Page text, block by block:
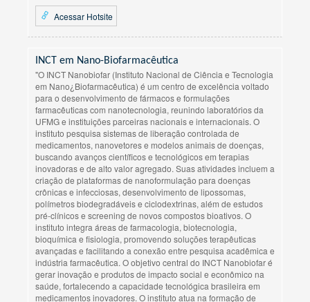
Acessar Hotsite
INCT em Nano-Biofarmacêutica
"O INCT Nanobiofar (Instituto Nacional de Ciência e Tecnologia
em Nano¿Biofarmacêutica) é um centro de excelência voltado
para o desenvolvimento de fármacos e formulações
farmacêuticas com nanotecnologia, reunindo laboratórios da
UFMG e instituições parceiras nacionais e internacionais. O
instituto pesquisa sistemas de liberação controlada de
medicamentos, nanovetores e modelos animais de doenças,
buscando avanços científicos e tecnológicos em terapias
inovadoras e de alto valor agregado. Suas atividades incluem a
criação de plataformas de nanoformulação para doenças
crônicas e infecciosas, desenvolvimento de lipossomas,
polímetros biodegradáveis e ciclodextrinas, além de estudos
pré-clínicos e screening de novos compostos bioativos. O
instituto integra áreas de farmacologia, biotecnologia,
bioquímica e fisiologia, promovendo soluções terapêuticas
avançadas e facilitando a conexão entre pesquisa acadêmica e
indústria farmacêutica. O objetivo central do INCT Nanobiofar é
gerar inovação e produtos de impacto social e econômico na
saúde, fortalecendo a capacidade tecnológica brasileira em
medicamentos inovadores. O instituto atua na formação de